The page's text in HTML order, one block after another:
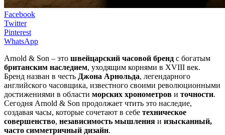
Facebook
Twitter
Pinterest
WhatsApp
Arnold & Son – это швейцарский часовой бренд с богатым
британским наследием, уходящим корнями в XVIII век.
Бренд назван в честь Джона Арнольда, легендарного
английского часовщика, известного своими революционными
достижениями в области морских хронометров и точности.
Сегодня Arnold & Son продолжает чтить это наследие,
создавая часы, которые сочетают в себе техническое
совершенство, независимость мышления и изысканный,
часто симметричный дизайн.